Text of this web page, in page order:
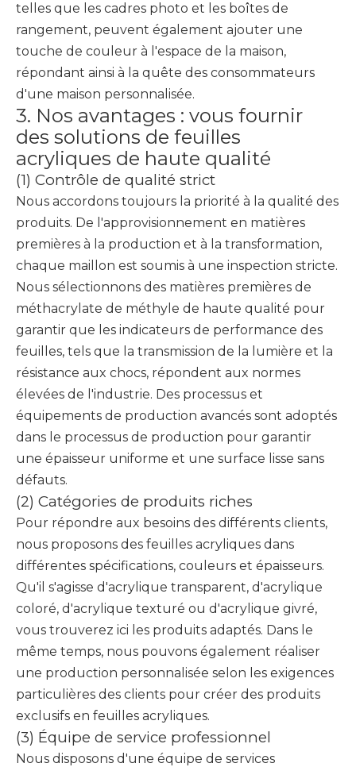
telles que les cadres photo et les boîtes de
rangement, peuvent également ajouter une
touche de couleur à l'espace de la maison,
répondant ainsi à la quête des consommateurs
d'une maison personnalisée.
3. Nos avantages : vous fournir
des solutions de feuilles
acryliques de haute qualité
(1) Contrôle de qualité strict
Nous accordons toujours la priorité à la qualité des
produits. De l'approvisionnement en matières
premières à la production et à la transformation,
chaque maillon est soumis à une inspection stricte.
Nous sélectionnons des matières premières de
méthacrylate de méthyle de haute qualité pour
garantir que les indicateurs de performance des
feuilles, tels que la transmission de la lumière et la
résistance aux chocs, répondent aux normes
élevées de l'industrie. Des processus et
équipements de production avancés sont adoptés
dans le processus de production pour garantir
une épaisseur uniforme et une surface lisse sans
défauts.
(2) Catégories de produits riches
Pour répondre aux besoins des différents clients,
nous proposons des feuilles acryliques dans
différentes spécifications, couleurs et épaisseurs.
Qu'il s'agisse d'acrylique transparent, d'acrylique
coloré, d'acrylique texturé ou d'acrylique givré,
vous trouverez ici les produits adaptés. Dans le
même temps, nous pouvons également réaliser
une production personnalisée selon les exigences
particulières des clients pour créer des produits
exclusifs en feuilles acryliques.
(3) Équipe de service professionnel
Nous disposons d'une équipe de services